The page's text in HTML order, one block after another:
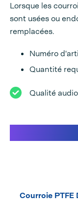
Lorsque les
sont usées ou
remplacées.
Numéro
Quantité
Qualité
Courroie PTFE